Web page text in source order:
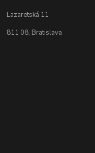
Lazaretská 11
811 08, Bratislava